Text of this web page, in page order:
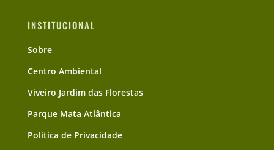
INSTITUCIONAL
Sobre
Centro Ambiental
Viveiro Jardim das Florestas
Parque Mata Atlântica
Política de Privacidade